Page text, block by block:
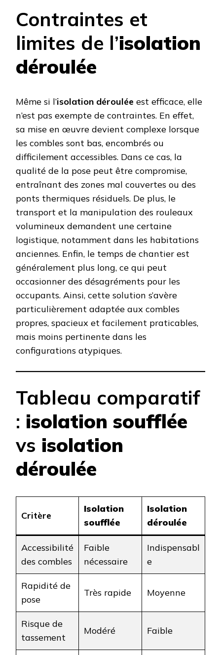
Contraintes et
limites de l’isolation
déroulée
Même si l’isolation déroulée est efficace, elle
n’est pas exempte de contraintes. En effet,
sa mise en œuvre devient complexe lorsque
les combles sont bas, encombrés ou
difficilement accessibles. Dans ce cas, la
qualité de la pose peut être compromise,
entraînant des zones mal couvertes ou des
ponts thermiques résiduels. De plus, le
transport et la manipulation des rouleaux
volumineux demandent une certaine
logistique, notamment dans les habitations
anciennes. Enfin, le temps de chantier est
généralement plus long, ce qui peut
occasionner des désagréments pour les
occupants. Ainsi, cette solution s’avère
particulièrement adaptée aux combles
propres, spacieux et facilement praticables,
mais moins pertinente dans les
configurations atypiques.
Tableau comparatif
: isolation soufflée
vs isolation
déroulée
Critère
Isolation
soufflée
Isolation
déroulée
Accessibilité
des combles
Faible
nécessaire
Indispensabl
e
Rapidité de
pose
Très rapide Moyenne
Risque de
tassement
Modéré Faible